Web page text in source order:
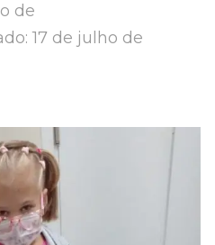
de
17 de julho de